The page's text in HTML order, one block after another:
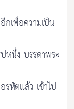
กเพื่อความเป็น
หนึ่ง บรรดาพระ
หัตแล้ว เข้าไป